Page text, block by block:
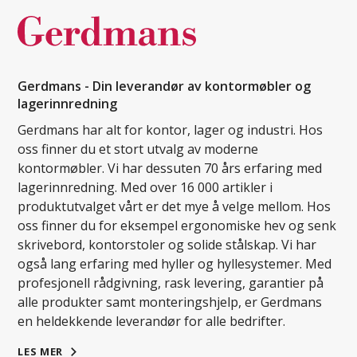
Gerdmans - Din leverandør av kontormøbler og
lagerinnredning
Gerdmans har alt for kontor, lager og industri. Hos
oss finner du et stort utvalg av moderne
kontormøbler. Vi har dessuten 70 års erfaring med
lagerinnredning. Med over 16 000 artikler i
produktutvalget vårt er det mye å velge mellom. Hos
oss finner du for eksempel ergonomiske hev og senk
skrivebord, kontorstoler og solide stålskap. Vi har
også lang erfaring med hyller og hyllesystemer. Med
profesjonell rådgivning, rask levering, garantier på
alle produkter samt monteringshjelp, er Gerdmans
en heldekkende leverandør for alle bedrifter.
LES MER